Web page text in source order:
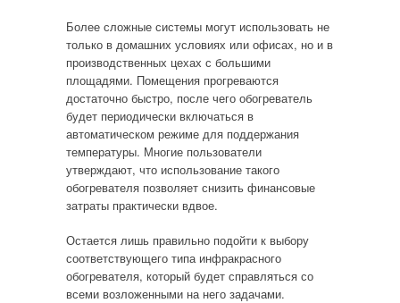
Более сложные системы могут использовать не
только в домашних условиях или офисах, но и в
производственных цехах с большими
площадями. Помещения прогреваются
достаточно быстро, после чего обогреватель
будет периодически включаться в
автоматическом режиме для поддержания
температуры. Многие пользователи
утверждают, что использование такого
обогревателя позволяет снизить финансовые
затраты практически вдвое.
Остается лишь правильно подойти к выбору
соответствующего типа инфракрасного
обогревателя, который будет справляться со
всеми возложенными на него задачами.